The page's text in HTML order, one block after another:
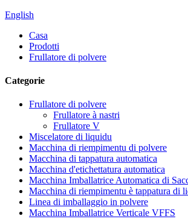
English
Casa
Prodotti
Frullatore di polvere
Categorie
Frullatore di polvere
Frullatore à nastri
Frullatore V
Miscelatore di liquidu
Macchina di riempimentu di polvere
Macchina di tappatura automatica
Macchina d'etichettatura automatica
Macchina Imballatrice Automatica di
Macchina di riempimentu è tappatura di
Linea di imballaggio in polvere
Macchina Imballatrice Verticale VFFS